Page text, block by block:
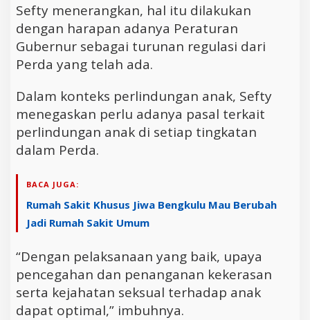
Sefty menerangkan, hal itu dilakukan
dengan harapan adanya Peraturan
Gubernur sebagai turunan regulasi dari
Perda yang telah ada.
Dalam konteks perlindungan anak, Sefty
menegaskan perlu adanya pasal terkait
perlindungan anak di setiap tingkatan
dalam Perda.
BACA JUGA:
Rumah Sakit Khusus Jiwa Bengkulu Mau Berubah
Jadi Rumah Sakit Umum
“Dengan pelaksanaan yang baik, upaya
pencegahan dan penanganan kekerasan
serta kejahatan seksual terhadap anak
dapat optimal,” imbuhnya.